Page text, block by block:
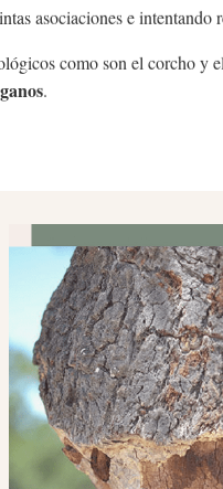
asociaciones e intentando
como son el corcho y
.